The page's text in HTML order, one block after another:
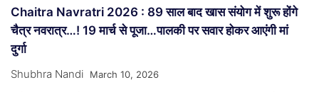
Chaitra Navratri 2026 : 89 साल बाद खास संयोग में शुरू होंगे
चैत्र नवरात्र…! 19 मार्च से पूजा…पालकी पर सवार होकर आएंगी मां
दुर्गा
Shubhra Nandi March 10, 2026